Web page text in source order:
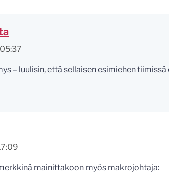
– luulisin, että sellaisen esimiehen
mainittakoon myös makrojohtaja: